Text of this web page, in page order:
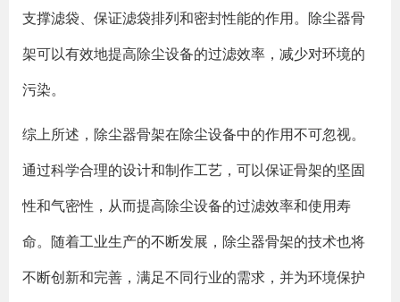
支撑滤袋、保证滤袋排列和密封性能的作用。除尘器骨
架可以有效地提高除尘设备的过滤效率，减少对环境的
污染。
综上所述，除尘器骨架在除尘设备中的作用不可忽视。
通过科学合理的设计和制作工艺，可以保证骨架的坚固
性和气密性，从而提高除尘设备的过滤效率和使用寿
命。随着工业生产的不断发展，除尘器骨架的技术也将
不断创新和完善，满足不同行业的需求，并为环境保护